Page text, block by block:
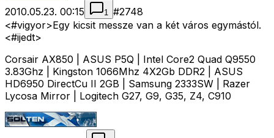
2010.05.23. 00:15
1 #2748
<#vigyor>Egy kicsit messze van a két város egymástól.
<#ijedt>
Corsair AX850 | ASUS P5Q | Intel Core2 Quad Q9550
3.83Ghz | Kingston 1066Mhz 4X2Gb DDR2 | ASUS
HD6950 DirectCu II 2GB | Samsung 2333SW | Razer
Lycosa Mirror | Logitech G27, G9, G35, Z4, C910